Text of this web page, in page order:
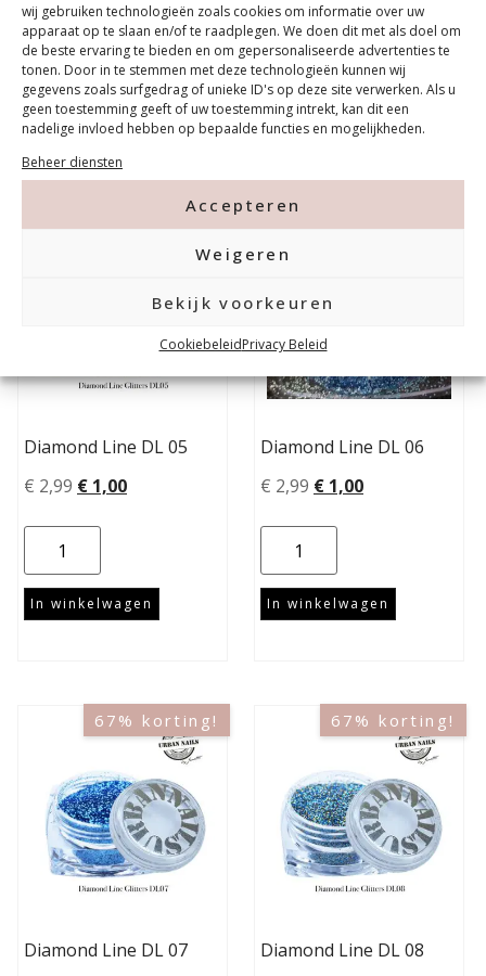
wij gebruiken technologieën zoals cookies om informatie over uw
apparaat op te slaan en/of te raadplegen. We doen dit met als doel om
de beste ervaring te bieden en om gepersonaliseerde advertenties te
tonen. Door in te stemmen met deze technologieën kunnen wij
gegevens zoals surfgedrag of unieke ID's op deze site verwerken. Als u
geen toestemming geeft of uw toestemming intrekt, kan dit een
nadelige invloed hebben op bepaalde functies en mogelijkheden.
Beheer diensten
Accepteren
Weigeren
Bekijk voorkeuren
CookiebeleidPrivacy Beleid
In winkelwagen In winkelwagen
67% korting!
Diamond Line DL 05
€ 2,99 € 1,00
In winkelwagen
Diamond Line DL 06
€ 2,99 € 1,00
In winkelwagen
67% korting!
Diamond Line DL 07
67% korting!
Diamond Line DL 08